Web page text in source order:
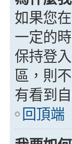
如果您
一定的
保持登
區，則
有看到
回頂端